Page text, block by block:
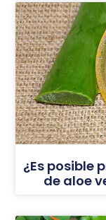
¿Es posible
de aloe